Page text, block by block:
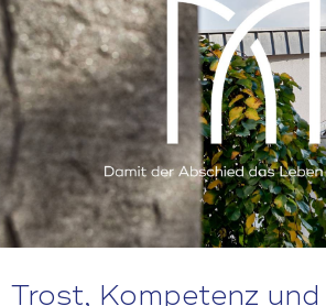
Trost, Kompetenz und